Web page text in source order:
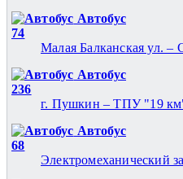
Автобус
74
Малая Балканская ул. –
Автобус
236
г. Пушкин – ТПУ "19
Автобус
68
Электромеханический